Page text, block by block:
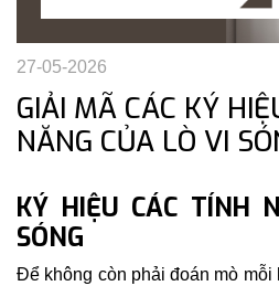
27-05-2026
GIẢI MÃ CÁC KÝ
NĂNG CỦA LÒ VI
KÝ HIỆU CÁC TÍNH
SÓNG
Để không còn phải đoán mò